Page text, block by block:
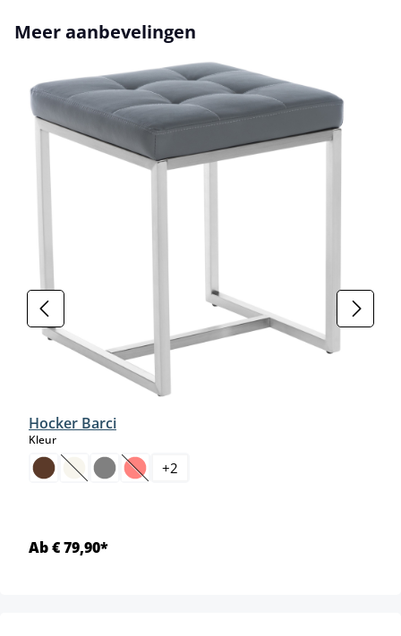
Productgalerij overslaan
Meer aanbevelingen
Hocker Barci
Kleurselect
(Deze optie is momenteel niet beschikbaar.)
(Deze optie is momenteel niet beschikbaar.)
+2
Ab € 79,90*